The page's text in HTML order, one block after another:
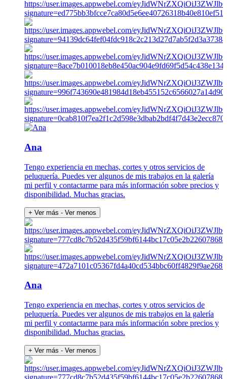
Ana
Tengo experiencia en mechas, cortes y otros servicios de
peluquería. Puedes ver algunos de mis trabajos en la galería
mi perfil y contactarme para más información sobre precios y
disponibilidad. Muchas gracias.
+ Ver más - Ver menos
Ana
Tengo experiencia en mechas, cortes y otros servicios de
peluquería. Puedes ver algunos de mis trabajos en la galería
mi perfil y contactarme para más información sobre precios y
disponibilidad. Muchas gracias.
+ Ver más - Ver menos